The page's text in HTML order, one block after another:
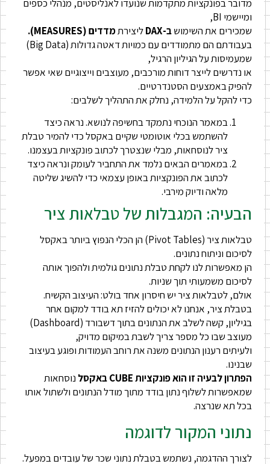
מדובר בפונקציות מתקדמות שנועדו לאנליסטים, מנהלי כספים
ומיישמי BI,
שמכירים את השימושב-DAX ליצירתמדדים (MEASURES).
בעבודתם הם מתמודדים עם כמויות דאטה גדולות (Big Data)
שמעמיסות על הגיליון הרגיל,
או נדרשים לייצר דוחות מורכבים, מעוצבים וייצוגיים שאי אפשר
להפיק באמצעים הסטנדרטיים.
כדי להקל על הלמידה, נחלק את התהליך לשלבים:
במאמר הנוכחי נתמקד בחשיפה לנושא. נראה כיצד
להשתמש בכלי אוטומטי שקיים באקסל כדי להמיר טבלת
ציר לנוסחאות, מבלי שנצטרך לכתוב פונקציות בעצמנו.
במאמרים הבאים נלמד את התחביר לעומק ונראה כיצד
לכתוב את הפונקציות באופן עצמאי כדי להשיג שליטה
מלאה ודיוק מירבי.
הבעיה: המגבלות של טבלאות ציר
טבלאות ציר (Pivot Tables) הן הכלי הנפוץ ביותר באקסל
לסיכום וניתוח נתונים.
הן מאפשרות לנו לקחת טבלת נתונים גולמית ולהפוך אותה
לסיכום משמעותי תוך שניות.
אולם, לטבלאות ציר יש חיסרון אחד בולט: העיצוב הקשיח.
בטבלת ציר, אנחנו לא יכולים להזיז תא בודד למקום אחר
בגיליון, קשה לשלב את הנתונים בתוך דשבורד (Dashboard)
מעוצב שבו כל מספר צריך לשבת במיקום מדויק,
ולעיתים רענון הנתונים משנה את רוחב העמודות ופוגע בעיצוב
שבנינו.
הפתרון לבעיה זו הוא פונקציות CUBE באקסל
נוסחאות
שמאפשרות לשלוף נתון בודד מתוך מודל הנתונים ולשתול אותו
בכל תא שנרצה.
נתוני המקור לדוגמה
לצורך ההדגמה, נשתמש בטבלת נתוני שכר של עובדים במפעל.